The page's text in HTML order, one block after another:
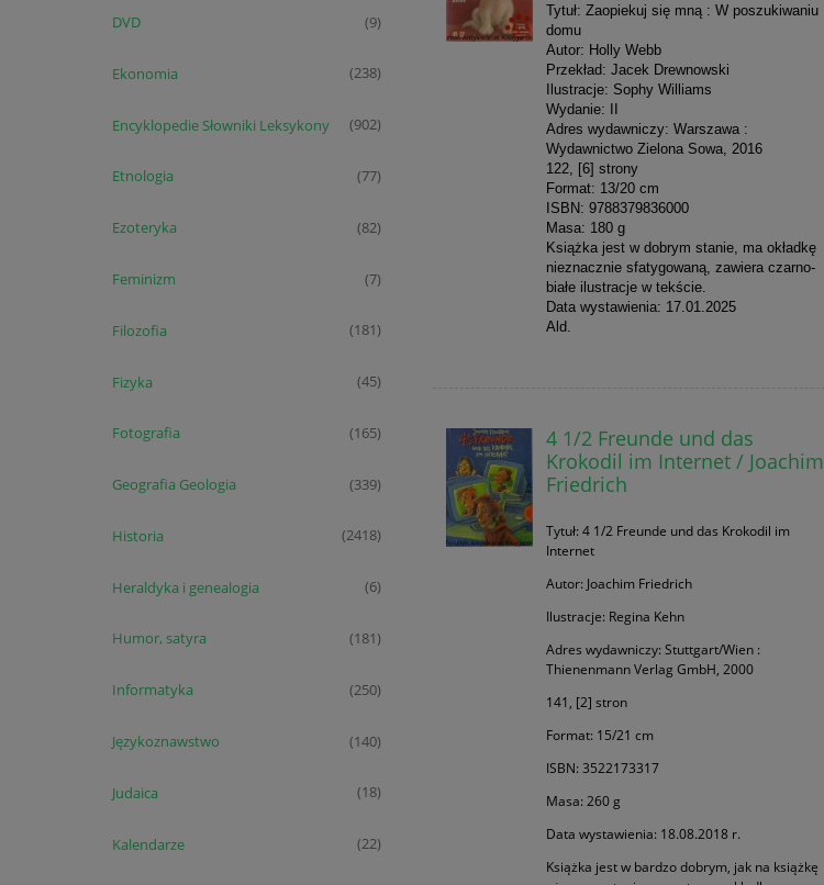
DVD (9)
Ekonomia (238)
Encyklopedie Słowniki Leksykony (902)
Etnologia (77)
Ezoteryka (82)
Feminizm (7)
Filozofia (181)
Fizyka (45)
Fotografia (165)
Geografia Geologia (339)
Historia (2418)
Heraldyka i genealogia (6)
Humor, satyra (181)
Informatyka (250)
Językoznawstwo (140)
Judaica (18)
Kalendarze (22)
Tytuł: Zaopiekuj się mną : W poszukiwaniu
domu
Autor: Holly Webb
Przekład: Jacek Drewnowski
Ilustracje: Sophy Williams
Wydanie: II
Adres wydawniczy: Warszawa :
Wydawnictwo Zielona Sowa, 2016
122, [6] strony
Format: 13/20 cm
ISBN: 9788379836000
Masa: 180 g
Książka jest w dobrym stanie, ma okładkę
nieznacznie sfatygowaną, zawiera czarno-
białe ilustracje w tekście.
Data wystawienia: 17.01.2025
Ald.
4 1/2 Freunde und das
Krokodil im Internet / Joachim
Friedrich
Tytuł: 4 1/2 Freunde und das Krokodil im
Internet
Autor: Joachim Friedrich
Ilustracje: Regina Kehn
Adres wydawniczy: Stuttgart/Wien :
Thienenmann Verlag GmbH, 2000
141, [2] stron
Format: 15/21 cm
ISBN: 3522173317
Masa: 260 g
Data wystawienia: 18.08.2018 r.
Książka jest w bardzo dobrym, jak na książkę